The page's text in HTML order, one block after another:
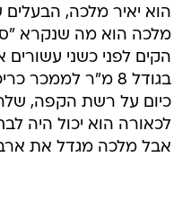
הוא יאיר מלכה,
מלכה הוא מה שנקרא
הקים לפני כשני
בגודל 8 מ"ר
לכאורה הוא יכול היה
אבל מלכה מגדל את